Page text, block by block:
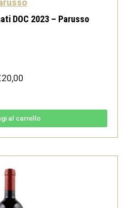
DOC 2023 – Parusso
20,00
al carrello